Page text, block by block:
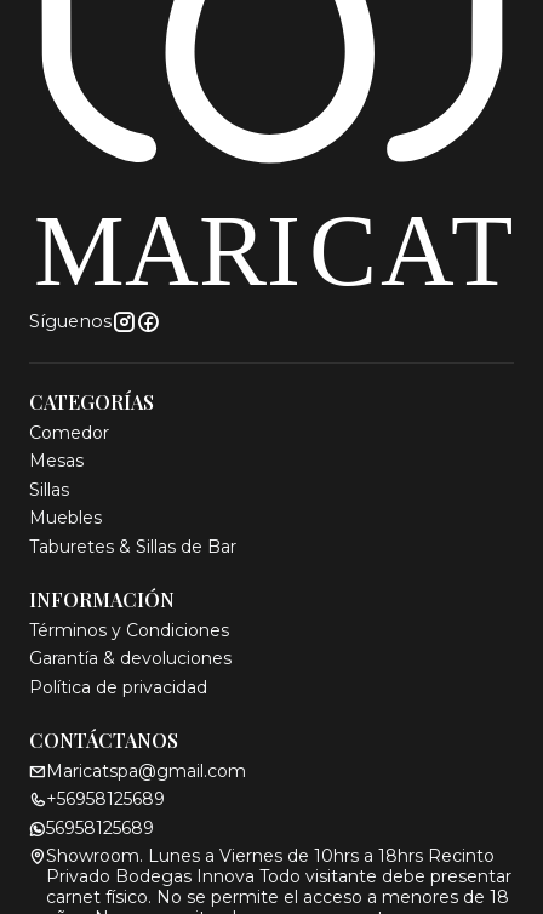
Síguenos
CATEGORÍAS
Comedor
Mesas
Sillas
Muebles
Taburetes & Sillas de Bar
INFORMACIÓN
Términos y Condiciones
Garantía & devoluciones
Política de privacidad
CONTÁCTANOS
Maricatspa@gmail.com
+56958125689
56958125689
Showroom. Lunes a Viernes de 10hrs a 18hrs Recinto
Privado Bodegas Innova Todo visitante debe presentar
carnet físico. No se permite el acceso a menores de 18